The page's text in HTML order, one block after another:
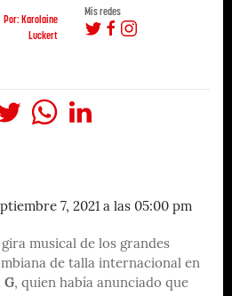
Por: Karolaine
Luckert
Mis redes
7, 2021 a las 05:00 pm
musical de los grandes
de talla internacional en
G, quien había anunciado que